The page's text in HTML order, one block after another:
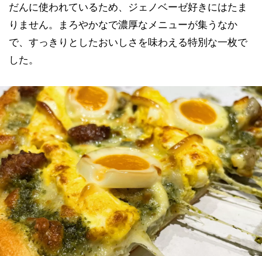
だんに使われているため、ジェノベーゼ好きにはたま
りません。まろやかなで濃厚なメニューが集うなか
で、すっきりとしたおいしさを味わえる特別な一枚で
した。